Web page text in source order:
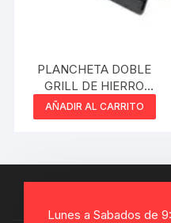
Lunes a Sabados de
PLANCHETA DOBLE
GRILL DE HIERRO
42,5CM VONNE
CCN063
AÑADIR AL CARRITO